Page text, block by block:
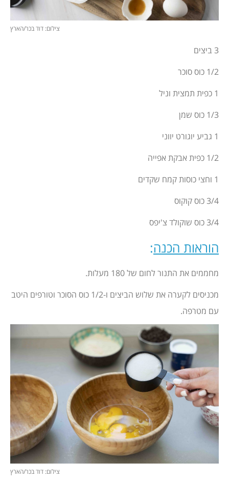
צילום: דוד בכר/הארץ
3 ביצים
1/2 כוס סוכר
1 כפית תמצית וניל
1/3 כוס שמן
1 גביע יוגורט יווני
1/2 כפית אבקת אפייה
1 וחצי כוסות קמח שקדים
3/4 כוס קוקוס
3/4 כוס שוקולד צ'יפס
הוראות הכנה:
מחממים את התנור לחום של 180 מעלות.
מכניסים לקערה את שלוש הביצים ו-1/2 כוס הסוכר וטורפים היטב
עם מטרפה.
צילום: דוד בכר/הארץ